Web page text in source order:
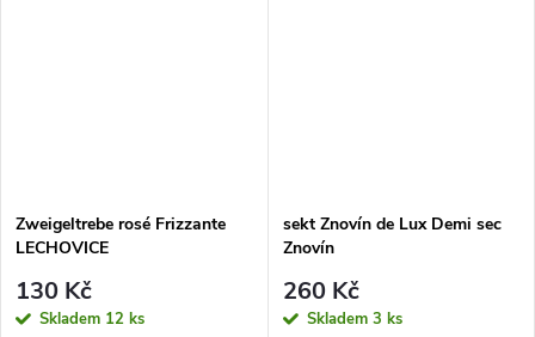
Zweigeltrebe rosé Frizzante
LECHOVICE
130 Kč
Skladem 12 ks
sekt Znovín de Lux Demi sec
Znovín
260 Kč
Skladem 3 ks